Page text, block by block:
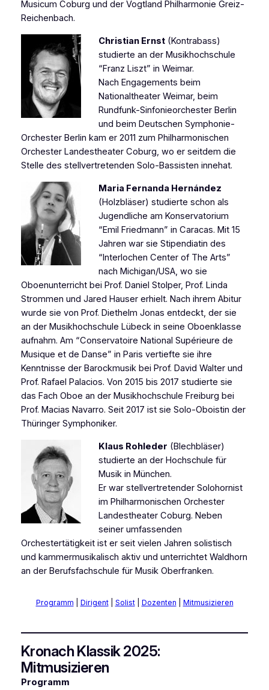
Musicum Coburg und der Vogtland Philharmonie Greiz-
Reichenbach.
Christian Ernst(Kontrabass)
studierte an der Musikhochschule
“Franz Liszt” in Weimar.
Nach Engagements beim
Nationaltheater Weimar, beim
Rundfunk-Sinfonieorchester Berlin
und beim Deutschen Symphonie-
Orchester Berlin kam er 2011 zum Philharmonischen
Orchester Landestheater Coburg, wo er seitdem die
Stelle des stellvertretenden Solo-Bassisten innehat.
Maria Fernanda Hernández
(Holzbläser) studierte schon als
Jugendliche am Konservatorium
“Emil Friedmann” in Caracas. Mit 15
Jahren war sie Stipendiatin des
“Interlochen Center of The Arts”
nach Michigan/USA, wo sie
Oboenunterricht bei Prof. Daniel Stolper, Prof. Linda
Strommen und Jared Hauser erhielt. Nach ihrem Abitur
wurde sie von Prof. Diethelm Jonas entdeckt, der sie
an der Musikhochschule Lübeck in seine Oboenklasse
aufnahm. Am “Conservatoire National Supérieure de
Musique et de Danse” in Paris vertiefte sie ihre
Kenntnisse der Barockmusik bei Prof. David Walter und
Prof. Rafael Palacios. Von 2015 bis 2017 studierte sie
das Fach Oboe an der Musikhochschule Freiburg bei
Prof. Macias Navarro. Seit 2017 ist sie Solo-Oboistin der
Thüringer Symphoniker.
Klaus Rohleder (Blechbläser)
studierte an der Hochschule für
Musik in München.
Er war stellvertretender Solohornist
im Philharmonischen Orchester
Landestheater Coburg. Neben
seiner umfassenden
Orchestertätigkeit ist er seit vielen Jahren solistisch
und kammermusikalisch aktiv und unterrichtet Waldhorn
an der Berufsfachschule für Musik Oberfranken.
Programm Dirigent| Solist| Dozenten Mitmusizieren
Kronach Klassik 2025:
Mitmusizieren
Programm